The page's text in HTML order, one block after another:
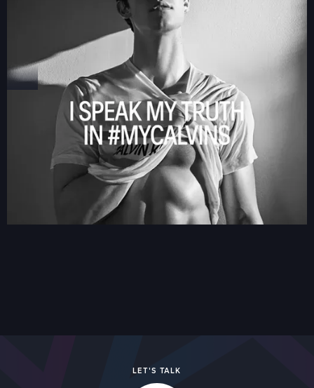
VIDEO BOOTH
LET'S TALK